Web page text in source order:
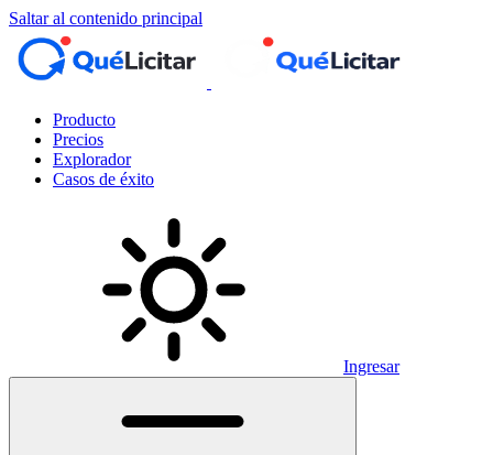
Saltar al contenido principal
Producto
Precios
Explorador
Casos de éxito
Ingresar